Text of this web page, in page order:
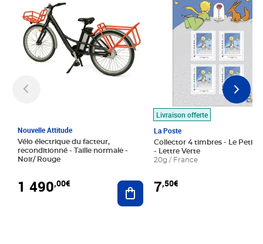
Nouvelle Attitude
Vélo électrique du facteur,
reconditionné - Taille normale -
Noir/ Rouge
1 490,00€ Ajouter au panier
Livraison offerte
La Poste
Collector 4 timbres - Le Petit
- Lettre Verte
20g / France
7,50€